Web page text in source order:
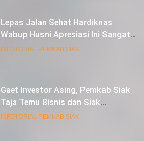
Lepas Jalan Sehat Hardiknas
Wabup Husni Apresiasi Ini Sangat
Luar Biasa
INFOTORIAL PEMKAB SIAK
Gaet Investor Asing, Pemkab Siak
Taja Temu Bisnis dan Siak
Expoversary 2024
INFOTORIAL PEMKAB SIAK